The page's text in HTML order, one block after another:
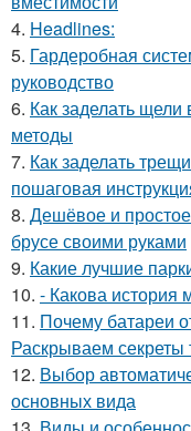
4. Headlines:
5. Гардеробная
руководство
6. Как заделать
методы
7. Как заделать
пошаговая
8. Дешёвое и
брусе своими руками
9. Какие лучшие
10. - Какова история
11. Почему батареи
Раскрываем секреты
12. Выбор
основных вида